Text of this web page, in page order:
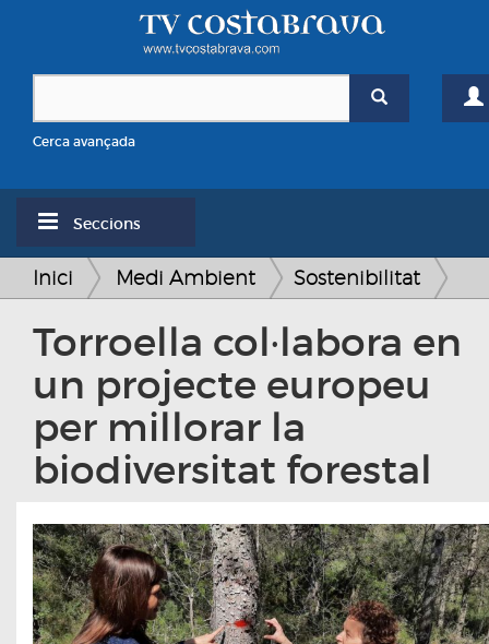
Cerca avançada
Seccions
Inici Medi Ambient Sostenibilitat
Torroella col·labora en
un projecte europeu
per millorar la
biodiversitat forestal